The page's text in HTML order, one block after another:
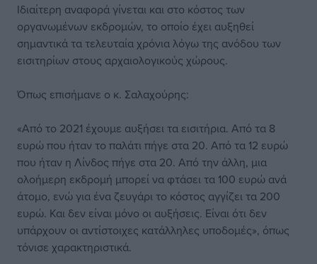
Ιδιαίτερη αναφορά γίνεται και στο κόστος των
οργανωμένων εκδρομών, το οποίο έχει αυξηθεί
σημαντικά τα τελευταία χρόνια λόγω της ανόδου των
εισιτηρίων στους αρχαιολογικούς χώρους.
Όπως επισήμανε ο κ. Σαλαχούρης:
«Από το 2021 έχουμε αυξήσει τα εισιτήρια. Από τα 8
ευρώ που ήταν το παλάτι πήγε στα 20. Από τα 12 ευρώ
που ήταν η Λίνδος πήγε στα 20. Από την άλλη, μια
ολοήμερη εκδρομή μπορεί να φτάσει τα 100 ευρώ ανά
άτομο, ενώ για ένα ζευγάρι το κόστος αγγίζει τα 200
ευρώ. Και δεν είναι μόνο οι αυξήσεις. Είναι ότι δεν
υπάρχουν οι αντίστοιχες κατάλληλες υποδομές», όπως
τόνισε χαρακτηριστικά.